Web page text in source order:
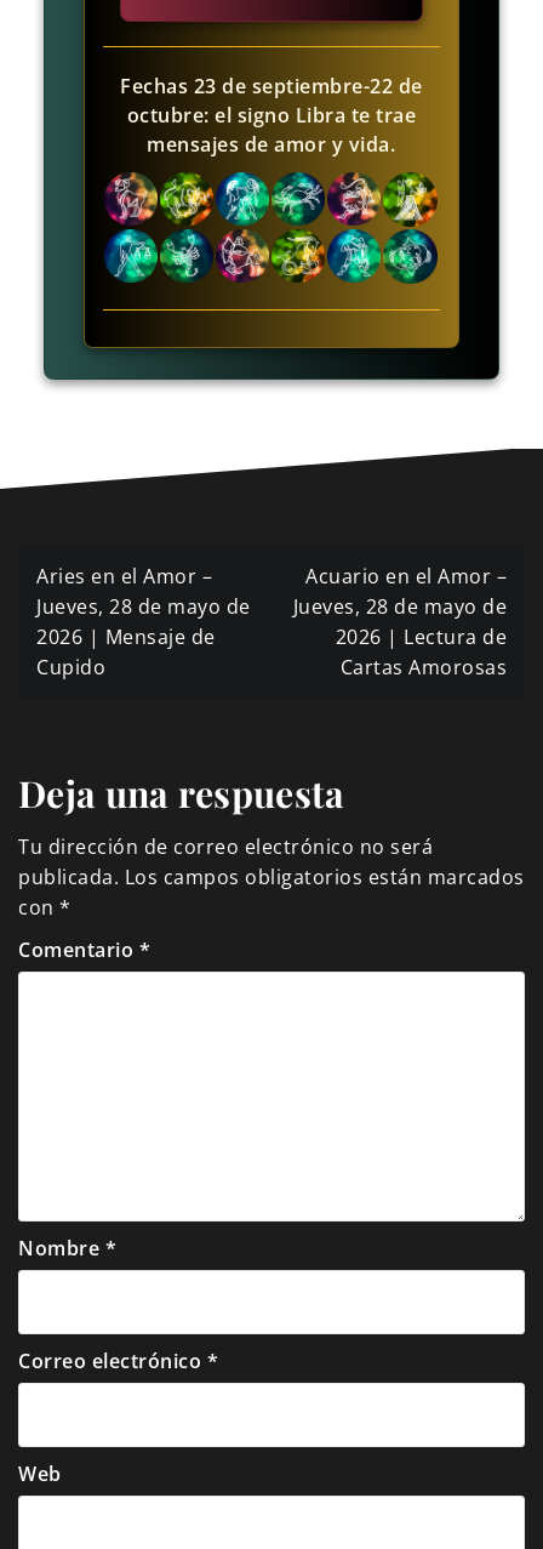
Fechas 23 de septiembre-22 de
octubre: el signo Libra te trae
mensajes de amor y vida.
Navegación
de
entradas
Aries en el Amor –
Jueves, 28 de mayo de
2026 | Mensaje de
Cupido
Acuario en el Amor –
Jueves, 28 de mayo de
2026 | Lectura de
Cartas Amorosas
Deja una respuesta
Tu dirección de correo electrónico no será
publicada. Los campos obligatorios están marcados
con *
Comentario *
Nombre *
Correo electrónico *
Web